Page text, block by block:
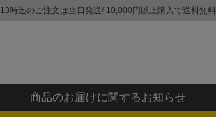
13時迄のご注文は当日発送/ 10,000円以上購入で送料無料
商品のお届けに関するお知らせ